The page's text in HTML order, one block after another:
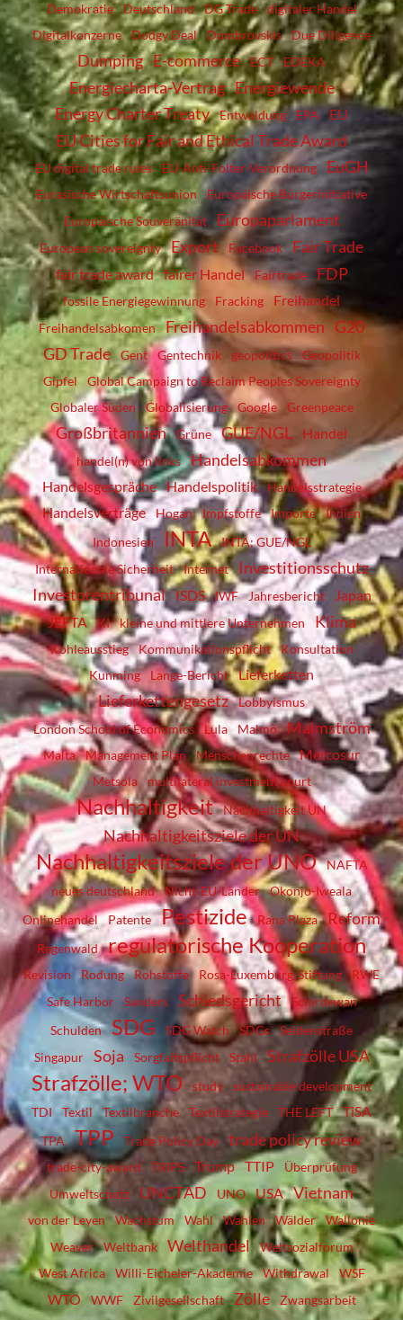
Demokratie
Deutschland DG Trade
digitaler Handel
Digitalkonzerne
Dodgy Deal Dombrovskis Due Diligence
Dumping E-commerce ECT EDEKA
Energiecharta-Vertrag Energiewende
Energy Charter Treaty
Entwaldung EPA EU
EU Cities for Fair and Ethical Trade Award
EU digital trade rules EU-Anti-Folter-Verordnung EuGH
Eurasische Wirtschaftsunion
Europäische Bürgerinitiative
Europäische Souveränität
Europaparlament
European sovereignty Export Facebook Fair Trade
fair trade award fairer Handel Fairtrade FDP
fossile Energiegewinnung Fracking Freihandel
Freihandelsabkomen Freihandelsabkommen G20
GD Trade
Gent Gentechnik geopolitics
Geopolitik
Gipfel
Global Campaign to Reclaim Peoples Sovereignty
Globaler Süden
Globalisierung Google Greenpeace
Großbritannien Grüne GUE/NGL Handel
handel(n) von links Handelsabkommen
Handelsgespräche Handelspolitik Handelsstrategie
Handelsverträge Hogan Impfstoffe Importe
Indien
Indonesien
INTA
INTA; GUE/NGL
Internationale Sicherheit
Internet
Investitionsschutz
Investorentribunal ISDS IWF Jahresbericht
Japan
JEFTA
KI kleine und mittlere Unternehmen Klima
Kohleausstieg Kommunikationspflicht
Konsultation
Kunming
Lange-Bericht Lieferketten
Lieferkettengesetz
Lobbyismus
London School of Economics
Lula Malmö Malmström
Malta Management Plan Menschenrechte Mercosur
Metsola multilateral investment court
Nachhaltigkeit Nachhaltigkeit UN
Nachhaltigkeitsziele der UN
Nachhaltigkeitsziele der UNO
NAFTA
neues deutschland
Nicht-EU-Länder
Okonjo-Iweala
Onlinehandel
Patente Pestizide Rana Plaza Reform
Regenwald regulatorische Kooperation
Revision Rodung Rohstoffe Rosa-Luxemburg-Stiftung
RWE
Safe Harbor
Sanders Schiedsgericht
Schirdewan
Schulden
SDG SDG Watch SDGs
Seidenstraße
Singapur
Soja Sorgfaltspflicht Stahl Strafzölle USA
Strafzölle; WTO study
sustainable development
TDI
Textil Textilbranche Textilstrategie THE LEFT TiSA
TPA TPP Trade Policy Day trade policy review
trade-city-award TRIPS Trump TTIP
Überprüfung
Umweltschutz
UNCTAD UNO USA Vietnam
von der Leyen Wachstum Wahl Wahlen Wälder
Wallonie
Weaver
Weltbank Welthandel
Weltsozialforum
West Africa
Willi-Eicheler-Akademie Withdrawal WSF
WTO WWF Zivilgesellschaft Zölle Zwangsarbeit